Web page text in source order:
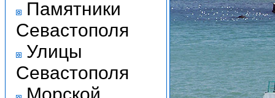
Памятники
Севастополя
Улицы
Севастополя
Морской